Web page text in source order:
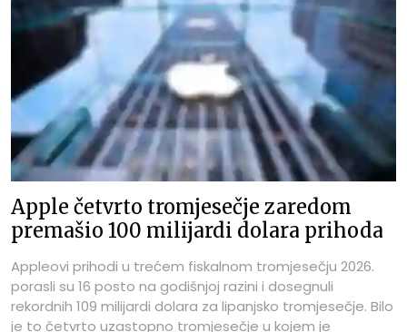
Apple četvrto tromjesečje zaredom
premašio 100 milijardi dolara prihoda
Appleovi prihodi u trećem fiskalnom tromjesečju 2026.
porasli su 16 posto na godišnjoj razini i dosegnuli
rekordnih 109 milijardi dolara za lipanjsko tromjesečje. Bilo
je to četvrto uzastopno tromjesečje u kojem je